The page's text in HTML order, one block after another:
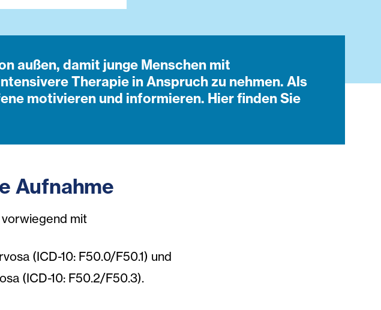
außen, damit junge Menschen mit
Therapie in Anspruch zu nehmen. Als
motivieren und informieren. Hier finden Sie
Aufnahme
mit
(ICD-10: F50.0/F50.1) und
(ICD-10: F50.2/F50.3).